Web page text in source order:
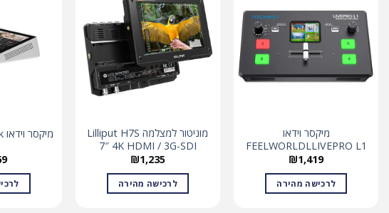
מיקסר וידאו
FEELWORLDLLIVEPRO L1
₪1,419
לרכישה מהירה
מוניטור למצלמה Lilliput H7S
7″ 4K HDMI / 3G-SDI
₪1,235
לרכישה מהירה
מיקסר וידאו YeaStream Deck